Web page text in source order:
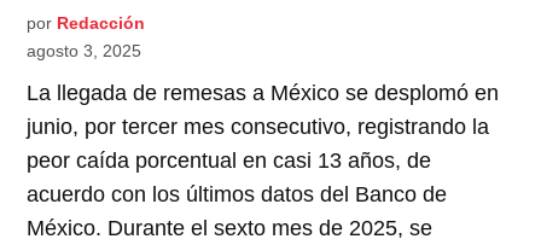
por Redacción
agosto 3, 2025
La llegada de remesas a México se desplomó en
junio, por tercer mes consecutivo, registrando la
peor caída porcentual en casi 13 años, de
acuerdo con los últimos datos del Banco de
México. Durante el sexto mes de 2025, se